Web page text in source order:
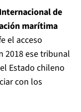
de
marítima
el acceso
2018 ese tribunal
Estado chileno
con los